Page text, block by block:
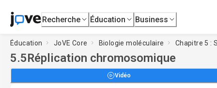
Recherche Éducation Business
Éducation JoVE Core Biologie moléculaire Chapitre 5 :
5.5Réplication chromosomique
Vidéo